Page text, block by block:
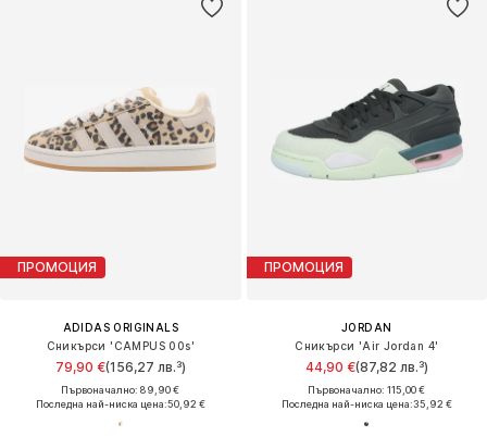
ПРОМОЦИЯ
ADIDAS ORIGINALS
Сникърси 'CAMPUS 00s'
79,90 €(156,27 лв.³)
Първоначално: 89,90 €
Последна най-ниска цена:50,92 €
ПРОМОЦИЯ
JORDAN
Сникърси 'Air Jordan 4'
44,90 €(87,82 лв.³)
Първоначално: 115,00 €
Последна най-ниска цена:35,92 €